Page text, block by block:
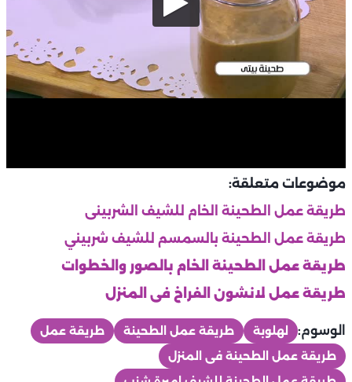
موضوعات متعلقة:
طريقة عمل الطحينة الخام للشيف الشربينى
طريقة عمل الطحينة بالسمسم للشيف شربيني
طريقة عمل الطحينة الخام بالصور والخطوات
طريقة عمل لانشون الفراخ فى المنزل
الوسوم: لهلوبة طريقة عمل الطحينة
طريقة عمل
طريقة عمل الطحينة فى المنزل